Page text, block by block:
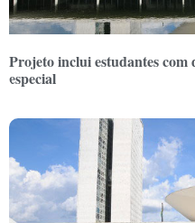
Projeto inclui estudantes com
especial